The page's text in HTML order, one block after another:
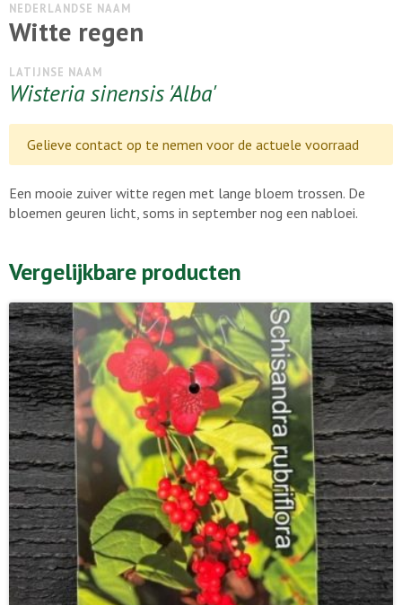
NEDERLANDSE NAAM
Witte regen
LATIJNSE NAAM
Wisteria sinensis 'Alba'
Gelieve contact op te nemen voor de actuele voorraad
Een mooie zuiver witte regen met lange bloem trossen. De
bloemen geuren licht, soms in september nog een nabloei.
Vergelijkbare producten